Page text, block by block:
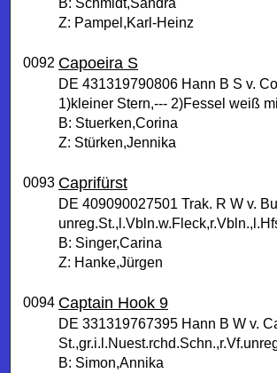
B: Schmidt,Sandra
Z: Pampel,Karl-Heinz
0092 Capoeira S
DE 431319790806 Hann B S v.
1)kleiner Stern,--- 2)Fessel weiß
B: Stuerken,Corina
Z: Stürken,Jennika
0093 Caprifürst
DE 409090027501 Trak. R W v.
B: Singer,Carina
Z: Hanke,Jürgen
0094 Captain Hook 9
DE 331319767395 Hann B W v.
B: Simon,Annika